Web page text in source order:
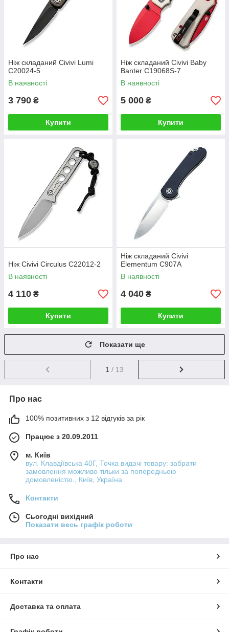
Ніж складаний Civivi Lumi
C20024-5
В наявності
3 790 ₴
Купити
Ніж складаний Civivi Baby
Banter C19068S-7
В наявності
5 000 ₴
Купити
Ніж Civivi Circulus C22012-2
В наявності
4 110 ₴
Купити
Ніж складаний Civivi
Elementum C907A
В наявності
4 040 ₴
Купити
Показати ще
1 / 13
Про нас
100% позитивних з 12 відгуків за рік
Працює з 20.09.2011
м. Київ
вул. Клавдіївська 40Г, Точка видачі товару: забрати
замовлення можливо тільки за попередньою
домовленістю., Київ, Україна
Контакти
Сьогодні вихідний
Показати весь графік роботи
Про нас
Контакти
Доставка та оплата